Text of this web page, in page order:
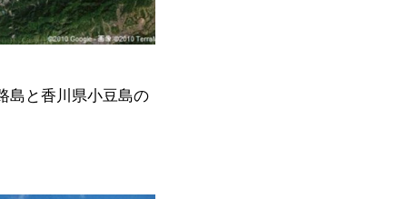
島と香川県小豆島の